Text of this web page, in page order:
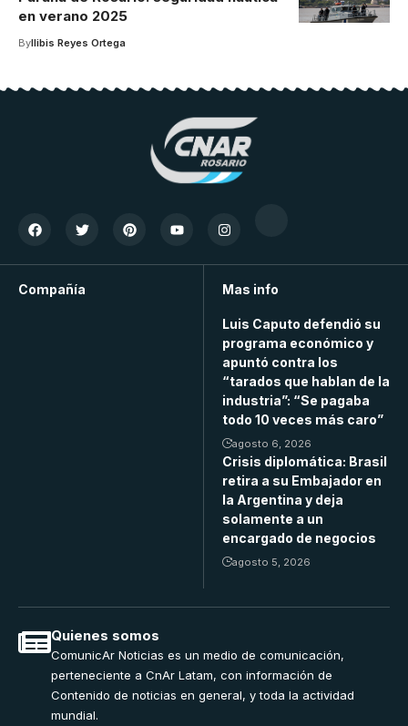
en verano 2025
ByIlibis Reyes Ortega
Compañía Mas info
Luis Caputo defendió su
programa económico y
apuntó contra los
“tarados que hablan de la
industria”: “Se pagaba
todo 10 veces más caro”
agosto 6, 2026
Crisis diplomática: Brasil
retira a su Embajador en
la Argentina y deja
solamente a un
encargado de negocios
agosto 5, 2026
Quienes somos
ComunicAr Noticias es un medio de comunicación,
perteneciente a CnAr Latam, con información de
Contenido de noticias en general, y toda la actividad
mundial.